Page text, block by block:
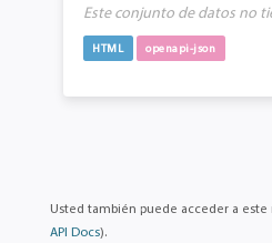
Este conjunto de datos no
HTML openapi-json
Usted también puede acceder a
API Docs).